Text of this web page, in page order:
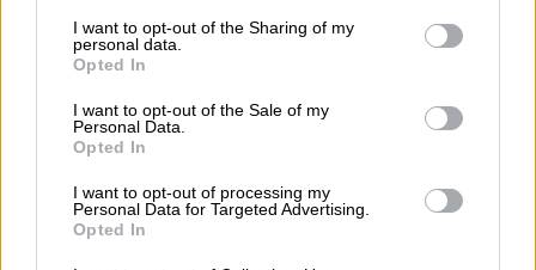
not limited to your visit or usage behaviour. You may click to
grant or deny consent to Google and its third-party tags to
use your data for below specified purposes in below Google
consent section.
I want to opt-out of the Sharing of my
personal data.
Opted In
I want to opt-out of the Sale of my
Personal Data.
Opted In
I want to opt-out of processing my
Personal Data for Targeted Advertising.
Opted In
ΔΙΑΒΑΣΤΕ ΕΠΙΣΗΣ
Ελλάδα|28.04.2025 07:50
Σοβαρό τροχαίο στο Περιστέρι:
Λεωφορείο συγκρούστηκε με ΙΧ -
Τρεις τραυματίες